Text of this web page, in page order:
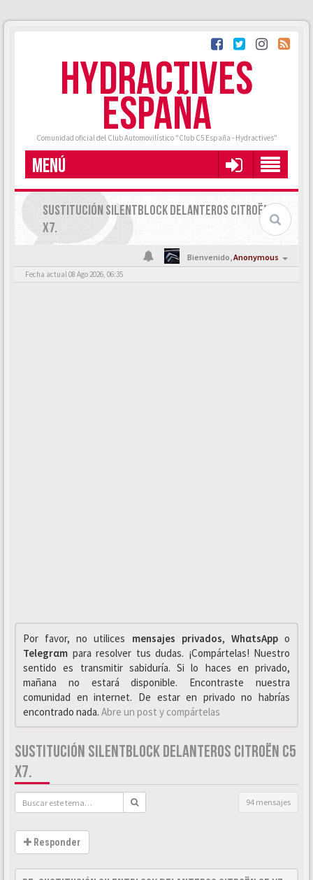
HYDRACTIVES
ESPAÑA
Comunidad oficial del Club Automovilístico "Club C5 España - Hydractives"
MENÚ
SUSTITUCIÓN SILENTBLOCK DELANTEROS CITROËN C5
X7.
Bienvenido,Anonymous
Fecha actual 08 Ago 2026, 06:35
Por favor, no utilices mensajes privados, WhαtsAppo
Telegrαm para resolver tus dudas. ¡Compártelas! Nuestro
sentido es transmitir sabiduría. Si lo haces en privado,
mañana no estará disponible. Encontraste nuestra
comunidad en internet. De estar en privado no habrías
encontrado nada. Abre un post y compártelas
SUSTITUCIÓN SILENTBLOCK DELANTEROS CITROËN C5
X7.
94 mensajes
Responder